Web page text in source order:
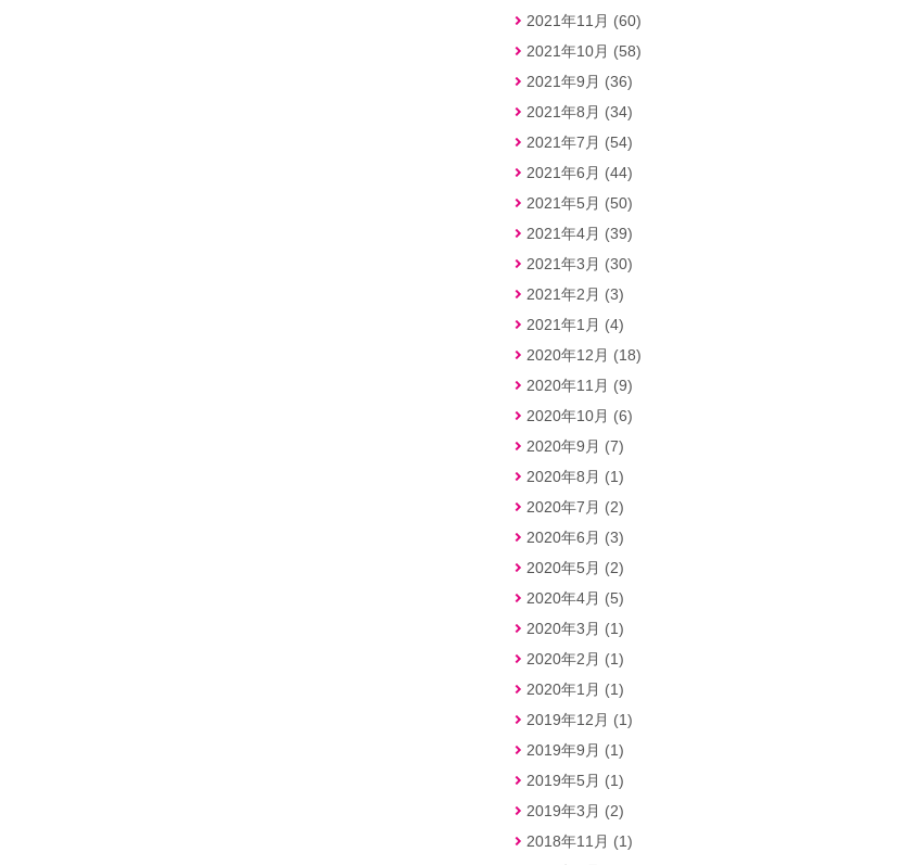
2021年11月 (60)
2021年10月 (58)
2021年9月 (36)
2021年8月 (34)
2021年7月 (54)
2021年6月 (44)
2021年5月 (50)
2021年4月 (39)
2021年3月 (30)
2021年2月 (3)
2021年1月 (4)
2020年12月 (18)
2020年11月 (9)
2020年10月 (6)
2020年9月 (7)
2020年8月 (1)
2020年7月 (2)
2020年6月 (3)
2020年5月 (2)
2020年4月 (5)
2020年3月 (1)
2020年2月 (1)
2020年1月 (1)
2019年12月 (1)
2019年9月 (1)
2019年5月 (1)
2019年3月 (2)
2018年11月 (1)